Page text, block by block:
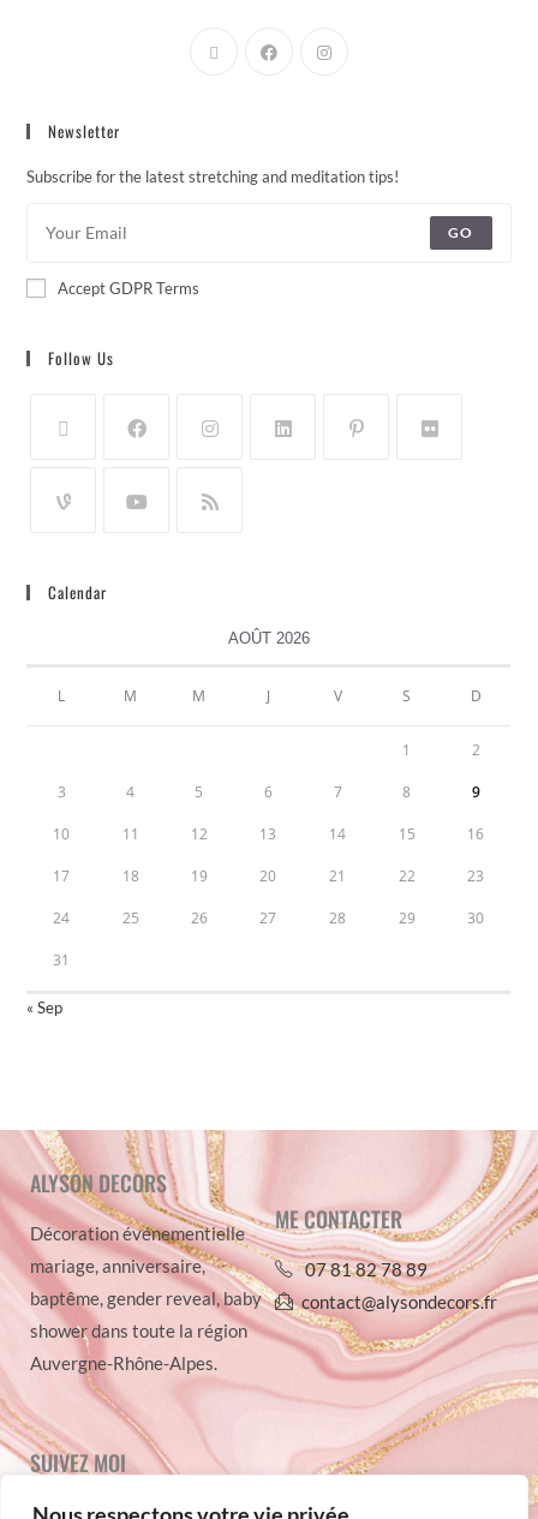
Newsletter
Subscribe for the latest stretching and meditation tips!
GO
Accept GDPR Terms
Follow Us
Calendar
AOÛT 2026
L M M J V S D
1 2
3 4 5 6 7 8 9
10 11 12 13 14 15 16
17 18 19 20 21 22 23
24 25 26 27 28 29 30
31
« Sep
ALYSON DECORS
Décoration événementielle
mariage, anniversaire,
baptême, gender reveal, baby
shower dans toute la région
Auvergne-Rhône-Alpes.
ME CONTACTER
07 81 82 78 89
contact@alysondecors.fr
SUIVEZ MOI